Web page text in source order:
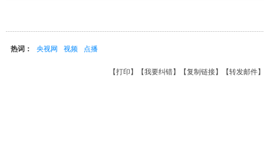
热词： 央视网 视频 点播
【打印 】【我要纠错】【复制链接】【转发邮件